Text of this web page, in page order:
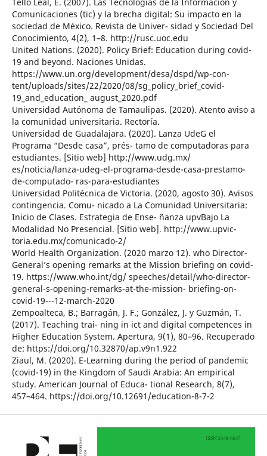
Comunicaciones (tic) y la brecha digital: Su impacto en la
sociedad de México. Revista de Univer- sidad y Sociedad Del
Conocimiento, 4(2), 1–8. http://rusc.uoc.edu
United Nations. (2020). Policy Brief: Education during covid-
19 and beyond. Naciones Unidas.
https://www.un.org/development/desa/dspd/wp-con-
tent/uploads/sites/22/2020/08/sg_policy_brief_covid-
19_and_education_ august_2020.pdf
Universidad Autónoma de Tamaulipas. (2020). Atento aviso a
la comunidad universitaria. Rectoría.
Universidad de Guadalajara. (2020). Lanza UdeG el
Programa “Desde casa”, prés- tamo de computadoras para
estudiantes. [Sitio web] http://www.udg.mx/
es/noticia/lanza-udeg-el-programa-desde-casa-prestamo-
de-computado- ras-para-estudiantes
Universidad Politécnica de Victoria. (2020, agosto 30). Avisos
contingencia. Comu- nicado a La Comunidad Universitaria:
Inicio de Clases. Estrategia de Ense- ñanza upvBajo La
Modalidad No Presencial. [Sitio web]. http://www.upvic-
toria.edu.mx/comunicado-2/
World Health Organization. (2020 marzo 12). who Director-
General’s opening remarks at the Mission briefing on covid-
19. https://www.who.int/dg/ speeches/detail/who-director-
general-s-opening-remarks-at-the-mission- briefing-on-
covid-19---12-march-2020
Zempoalteca, B.; Barragán, J. F.; González, J. y Guzmán, T.
(2017). Teaching trai- ning in ict and digital competences in
Higher Education System. Apertura, 9(1), 80–96. Recuperado
de: https://doi.org/10.32870/ap.v9n1.922
Ziaul, M. (2020). E-Learning during the period of pandemic
(covid-19) in the Kingdom of Saudi Arabia: An empirical
study. American Journal of Educa- tional Research, 8(7),
457–464. https://doi.org/10.12691/education-8-7-2